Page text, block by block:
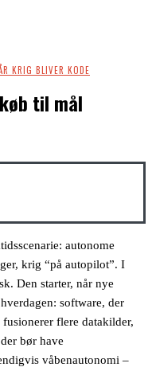
KRIG BLIVER KODE
til mål
autonome
krig “på autopilot”. I
Den starter, når nye
software, der
flere datakilder,
bør have
våbenautonomi –